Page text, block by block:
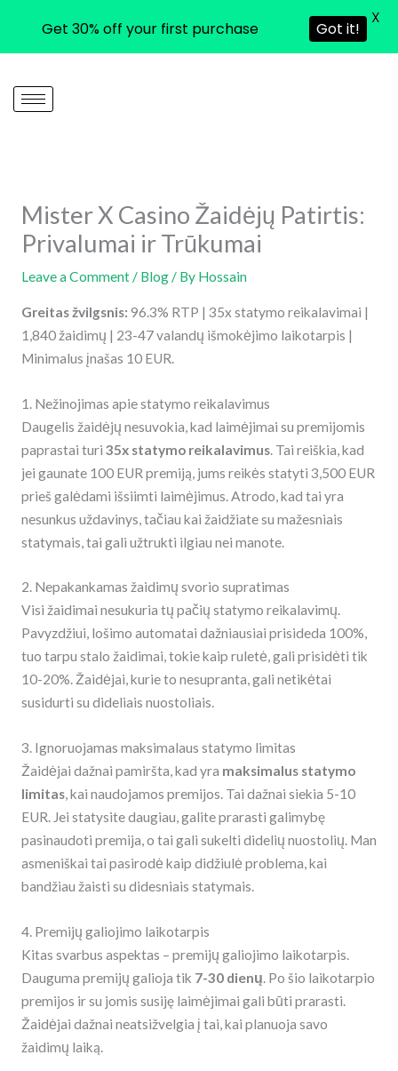
content
Mister X Casino Žaidėjų Patirtis:
Privalumai ir Trūkumai
Leave a Comment / Blog/ By Hossain
Greitas žvilgsnis: 96.3% RTP | 35x statymo reikalavimai |
1,840 žaidimų | 23-47 valandų išmokėjimo laikotarpis |
Minimalus įnašas 10 EUR.
1. Nežinojimas apie statymo reikalavimus
Daugelis žaidėjų nesuvokia, kad laimėjimai su premijomis
paprastai turi 35x statymo reikalavimus. Tai reiškia, kad
jei gaunate 100 EUR premiją, jums reikės statyti 3,500 EUR
prieš galėdami išsiimti laimėjimus. Atrodo, kad tai yra
nesunkus uždavinys, tačiau kai žaidžiate su mažesniais
statymais, tai gali užtrukti ilgiau nei manote.
2. Nepakankamas žaidimų svorio supratimas
Visi žaidimai nesukuria tų pačių statymo reikalavimų.
Pavyzdžiui, lošimo automatai dažniausiai prisideda 100%,
tuo tarpu stalo žaidimai, tokie kaip ruletė, gali prisidėti tik
10-20%. Žaidėjai, kurie to nesupranta, gali netikėtai
susidurti su dideliais nuostoliais.
3. Ignoruojamas maksimalaus statymo limitas
Žaidėjai dažnai pamiršta, kad yra maksimalus statymo
limitas, kai naudojamos premijos. Tai dažnai siekia 5-10
EUR. Jei statysite daugiau, galite prarasti galimybę
pasinaudoti premija, o tai gali sukelti didelių nuostolių. Man
asmeniškai tai pasirodė kaip didžiulė problema, kai
bandžiau žaisti su didesniais statymais.
4. Premijų galiojimo laikotarpis
Kitas svarbus aspektas – premijų galiojimo laikotarpis.
Dauguma premijų galioja tik 7-30 dienų. Po šio laikotarpio
premijos ir su jomis susiję laimėjimai gali būti prarasti.
Žaidėjai dažnai neatsižvelgia į tai, kai planuoja savo
žaidimų laiką.
Get 30% off your first purchase Got it!
X